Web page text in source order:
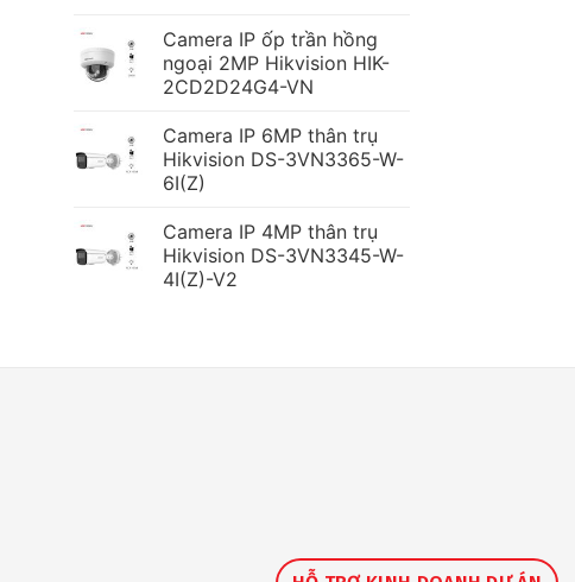
Camera IP ốp trần hồng
ngoại 2MP Hikvision HIK-
2CD2D24G4-VN
Camera IP 6MP thân trụ
Hikvision DS-3VN3365-W-
6I(Z)
Camera IP 4MP thân trụ
Hikvision DS-3VN3345-W-
4I(Z)-V2